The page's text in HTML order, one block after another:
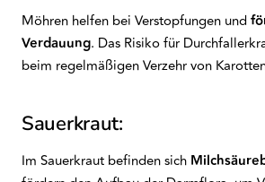
Möhren helfen bei Verstopfungen und
Verdauung. Das Risiko für
beim regelmäßigen Verzehr von
Sauerkraut:
Im Sauerkraut befinden sich